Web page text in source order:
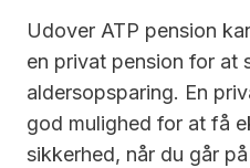
Udover ATP pension
en privat pension for at
aldersopsparing. En
god mulighed for at få
sikkerhed, når du går